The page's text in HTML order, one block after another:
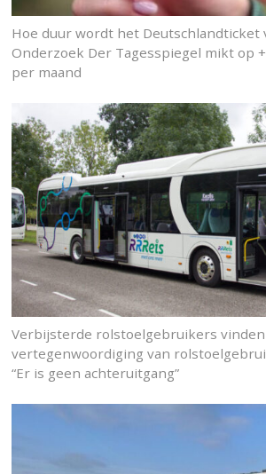
Hoe duur wordt het Deutschlandticket
Onderzoek Der Tagesspiegel mikt op
per maand
Verbijsterde rolstoelgebruikers vinden
vertegenwoordiging van
“Er is geen achteruitgang”